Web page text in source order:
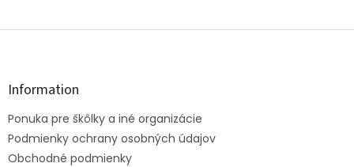
Z
Information
Ponuka pre škôlky a iné organizácie
Podmienky ochrany osobných údajov
Obchodné podmienky